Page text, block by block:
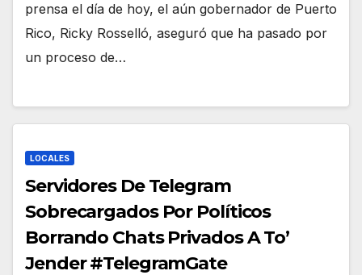
prensa el día de hoy, el aún gobernador de Puerto
Rico, Ricky Rosselló, aseguró que ha pasado por
un proceso de…
LOCALES
Servidores De Telegram
Sobrecargados Por Políticos
Borrando Chats Privados A To’
Jender #TelegramGate